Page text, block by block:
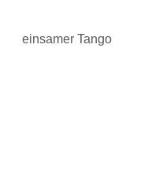
einsamer Tango